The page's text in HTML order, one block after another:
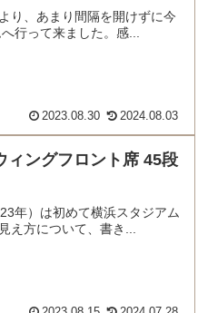
り、あまり間隔を開けずに今
行って来ました。感...
2023.08.30 2024.08.03
ィングフロント席 45段
年）は初めて横浜スタジアム
え方について、書き...